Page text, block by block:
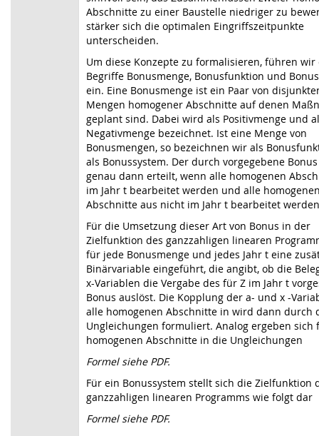
Abschnitte zu einer Baustelle niedriger zu
stärker sich die optimalen Eingriffszeitpunkte
unterscheiden.
Um diese Konzepte zu formalisieren, führen wir
Begriffe Bonusmenge, Bonusfunktion und
ein. Eine Bonusmenge ist ein Paar von
Mengen homogener Abschnitte auf denen
geplant sind. Dabei wird als Positivmenge und
Negativmenge bezeichnet. Ist eine Menge von
Bonusmengen, so bezeichnen wir als
als Bonussystem. Der durch vorgegebene
genau dann erteilt, wenn alle homogenen
im Jahr t bearbeitet werden und alle
Abschnitte aus nicht im Jahr t bearbeitet
Für die Umsetzung dieser Art von Bonus in der
Zielfunktion des ganzzahligen linearen
für jede Bonusmenge und jedes Jahr t eine
Binärvariable eingeführt, die angibt, ob die
x-Variablen die Vergabe des für Z im Jahr t
Bonus auslöst. Die Kopplung der a- und x -
alle homogenen Abschnitte in wird dann durch
Ungleichungen formuliert. Analog ergeben sich
homogenen Abschnitte in die Ungleichungen
Formel siehe PDF.
Für ein Bonussystem stellt sich die Zielfunktion
ganzzahligen linearen Programms wie folgt dar
Formel siehe PDF.